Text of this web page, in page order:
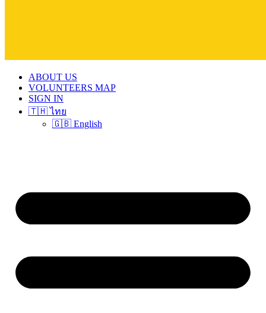
ABOUT US
VOLUNTEERS MAP
SIGN IN
🇹🇭 ไทย
🇬🇧 English